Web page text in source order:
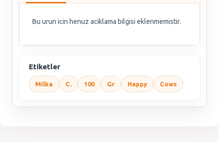
Bu urun icin henuz aciklama bilgisi eklenmemistir.
Etiketler
Milka C. 100 Gr Happy Cows